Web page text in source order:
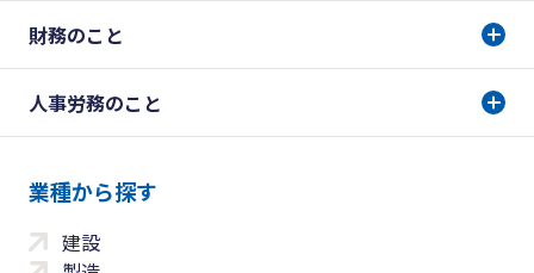
財務のこと
人事労務のこと
業種から探す
建設